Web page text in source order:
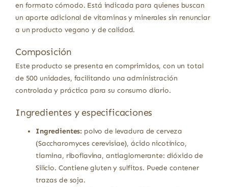
en formato cómodo. Está indicada para quienes buscan
un aporte adicional de vitaminas y minerales sin renunciar
a un producto vegano y de calidad.
Composición
Este producto se presenta en comprimidos, con un total
de 500 unidades, facilitando una administración
controlada y práctica para su consumo diario.
Ingredientes y especificaciones
Ingredientes: polvo de levadura de cerveza
(Saccharomyces cerevisiae), ácido nicotínico,
tiamina, riboflavina, antiaglomerante: dióxido de
Silicio. Contiene gluten y sulfitos. Puede contener
trazas de soja.